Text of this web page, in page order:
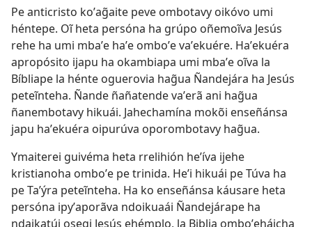
Pe anticristo koʼag̃aite peve ombotavy oikóvo umi
héntepe. Oĩ heta persóna ha grúpo oñemoĩva Jesús
rehe ha umi mbaʼe haʼe omboʼe vaʼekuére. Haʼekuéra
apropósito ijapu ha okambiapa umi mbaʼe oĩva la
Bíbliape la hénte oguerovia hag̃ua Ñandejára ha Jesús
peteĩnteha. Ñande ñañatende vaʼerã ani hag̃ua
ñanembotavy hikuái. Jahechamína mokõi enseñánsa
japu haʼekuéra oipurúva oporombotavy hag̃ua.
Ymaiterei guivéma heta rrelihión heʼíva ijehe
kristianoha omboʼe pe trinida. Heʼi hikuái pe Túva ha
pe Taʼýra peteĩnteha. Ha ko enseñánsa káusare heta
persóna ipyʼaporãva ndoikuaái Ñandejárape ha
ndaikatúi osegi Jesús ehémplo, la Biblia omboʼeháicha